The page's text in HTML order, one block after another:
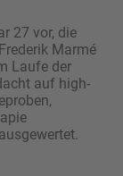
27 vor, die
Marmé
Laufe der
auf high-